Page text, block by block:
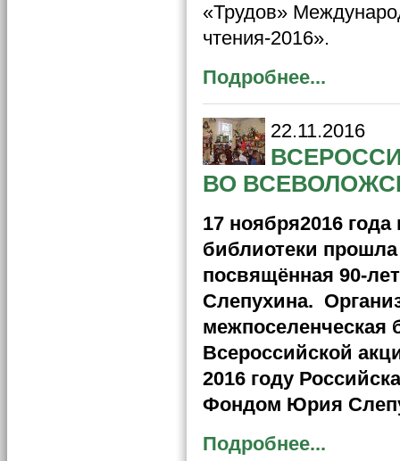
«Трудов»
чтения-2016».
Подробнее...
22.11.2016
ВО
17 ноября2016
библиотеки
посвящённая 90-
Слепухина.
межпоселенческая
Всероссийской
2016 году
Фондом Юрия
Подробнее...